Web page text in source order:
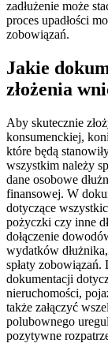
zadłużenie może
proces upadłości
zobowiązań.
Jakie
złożenia
Aby skutecznie
konsumenckiej,
które będą
wszystkim należy
dane osobowe
finansowej. W
dotyczące
pożyczki czy inne
dołączenie
wydatków
spłaty
dokumentacji
nieruchomości,
także załączyć
polubownego
pozytywne